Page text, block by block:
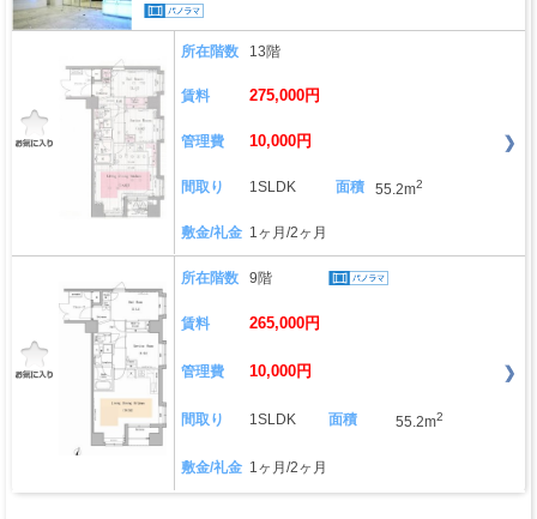
所在階数 13階
賃料 275,000円
管理費 10,000円
間取り 1SLDK 面積 55.2m2
敷金/礼金 1ヶ月/2ヶ月
所在階数 9階
賃料 265,000円
管理費 10,000円
間取り 1SLDK 面積 55.2m2
敷金/礼金 1ヶ月/2ヶ月